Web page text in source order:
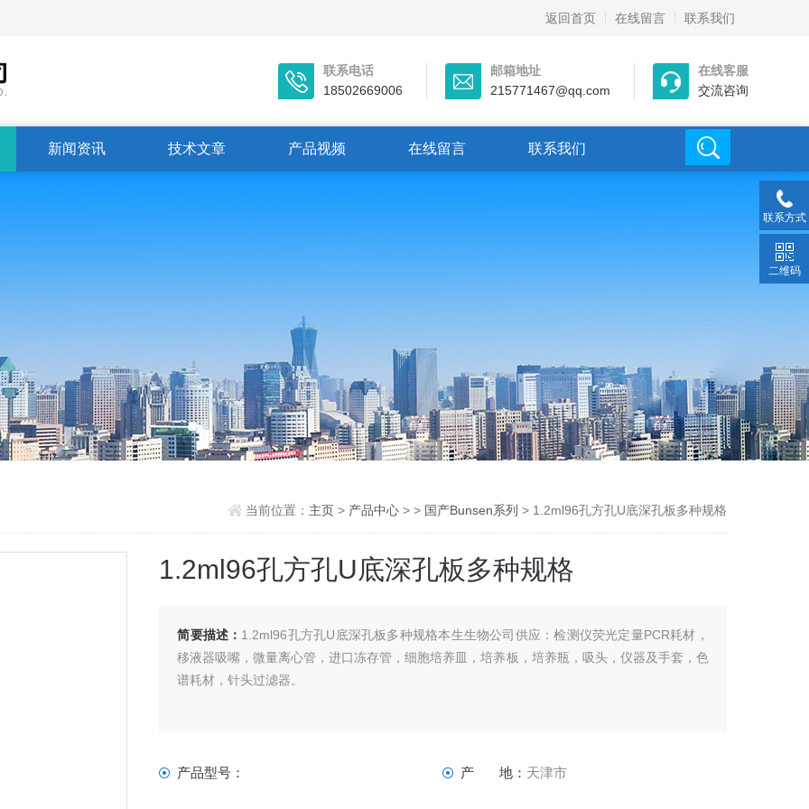
返回首页 在线留言 联系我们
联系电话
18502669006
邮箱地址
215771467@qq.com
在线客服
交流咨询
新闻资讯 技术文章 产品视频 在线留言 联系我们
当前位置： 主页 > 产品中心> > 国产Bunsen系列 > 1.2ml96孔方孔U底深孔板多种规格
1.2ml96孔方孔U底深孔板多种规格
简要描述： 1.2ml96孔方孔U底深孔板多种规格本生生物公司供应：检测仪荧光定量PCR耗材，
移液器吸嘴，微量离心管，进口冻存管，细胞培养皿，培养板，培养瓶，吸头，仪器及手套，色
谱耗材，针头过滤器。
产品型号： 产 地： 天津市
联系方式
二维码